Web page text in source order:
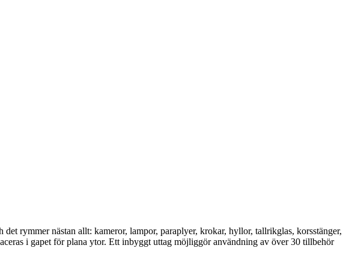
rymmer nästan allt: kameror, lampor, paraplyer, krokar, hyllor, tallrikglas, korsstänger,
i gapet för plana ytor. Ett inbyggt uttag möjliggör användning av över 30 tillbehör